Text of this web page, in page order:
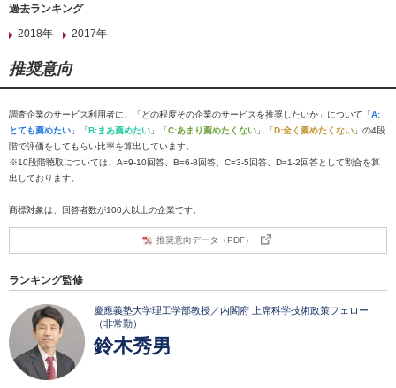
過去ランキング
2018年
2017年
推奨意向
調査企業のサービス利用者に、「どの程度その企業のサービスを推奨したいか」について「A:
とても薦めたい 」「B:まあ薦めたい 」「C:あまり薦めたくない 」「D:全く薦めたくない 」の4段
階で評価をしてもらい比率を算出しています。
※10段階聴取については、A=9-10回答、B=6-8回答、C=3-5回答、D=1-2回答として割合を算
出しております。
商標対象は、回答者数が100人以上の企業です。
推奨意向データ（PDF）
ランキング監修
慶應義塾大学理工学部教授／内閣府 上席科学技術政策フェロー
（非常勤）
鈴木秀男